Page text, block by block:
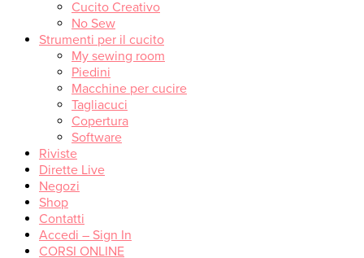
Cucito Creativo
No Sew
Strumenti per il cucito
My sewing room
Piedini
Macchine per cucire
Tagliacuci
Copertura
Software
Riviste
Dirette Live
Negozi
Shop
Contatti
Accedi – Sign In
CORSI ONLINE